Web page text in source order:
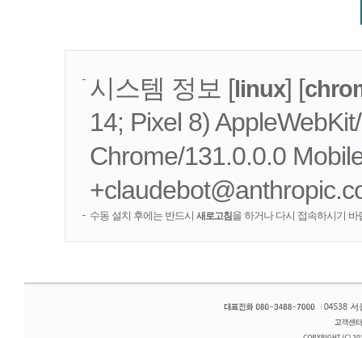
시스템 정보 [linux] [
14; Pixel 8)
Chrome/131.0.0.0
수동 설치 후에는 반드시 새로고침을 하거나 다시 접속하시기 바